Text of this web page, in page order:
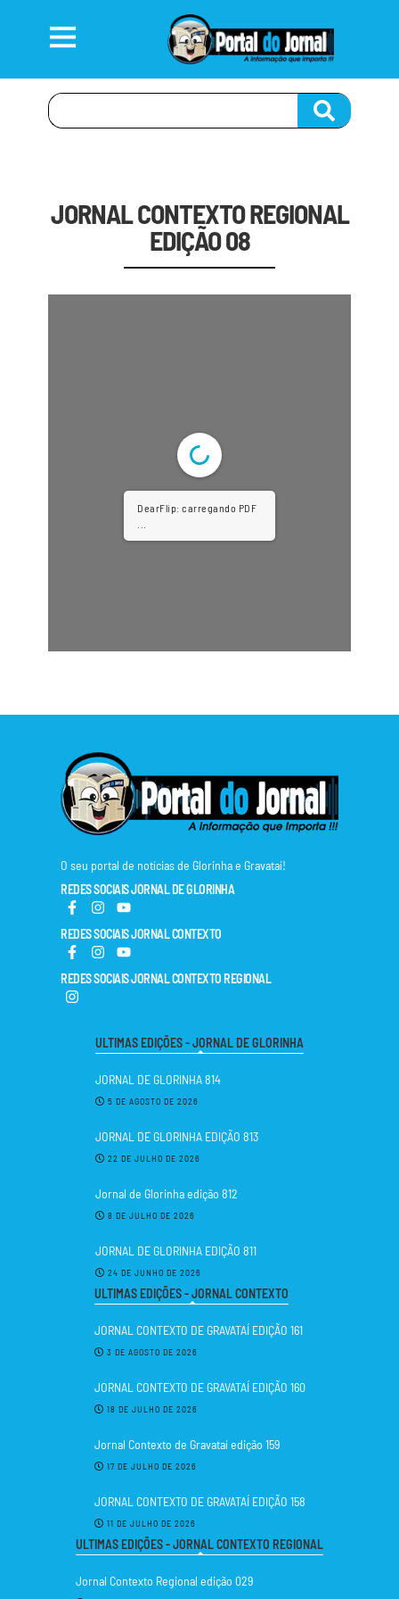
JORNAL CONTEXTO REGIONAL
EDIÇÃO 08
DearFlip: carregando PDF
O seu portal de notícias de Glorinha e Gravataí!
REDES SOCIAIS JORNAL DE GLORINHA
REDES SOCIAIS JORNAL CONTEXTO
REDES SOCIAIS JORNAL CONTEXTO REGIONAL
ULTIMAS EDIÇÕES - JORNAL DE GLORINHA
JORNAL DE GLORINHA 814
5 DE AGOSTO DE 2026
JORNAL DE GLORINHA EDIÇÃO 813
22 DE JULHO DE 2026
Jornal de Glorinha edição 812
8 DE JULHO DE 2026
JORNAL DE GLORINHA EDIÇÃO 811
24 DE JUNHO DE 2026
ULTIMAS EDIÇÕES - JORNAL CONTEXTO
JORNAL CONTEXTO DE GRAVATAÍ EDIÇÃO 161
3 DE AGOSTO DE 2026
JORNAL CONTEXTO DE GRAVATAÍ EDIÇÃO 160
18 DE JULHO DE 2026
Jornal Contexto de Gravataí edição 159
17 DE JULHO DE 2026
JORNAL CONTEXTO DE GRAVATAÍ EDIÇÃO 158
11 DE JULHO DE 2026
ULTIMAS EDIÇÕES - JORNAL CONTEXTO REGIONAL
Jornal Contexto Regional edição 029